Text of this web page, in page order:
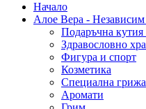
Начало
Алое Вера -
Подаръчна
Здравословно
Фигура и спорт
Козметика
Специална грижа
Аромати